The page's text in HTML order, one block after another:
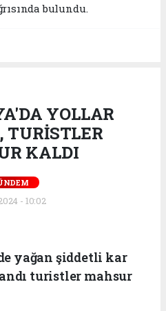
bulundu.
YOLLAR
TURİSTLER
KALDI
- 10:02
yağan şiddetli kar
turistler mahsur